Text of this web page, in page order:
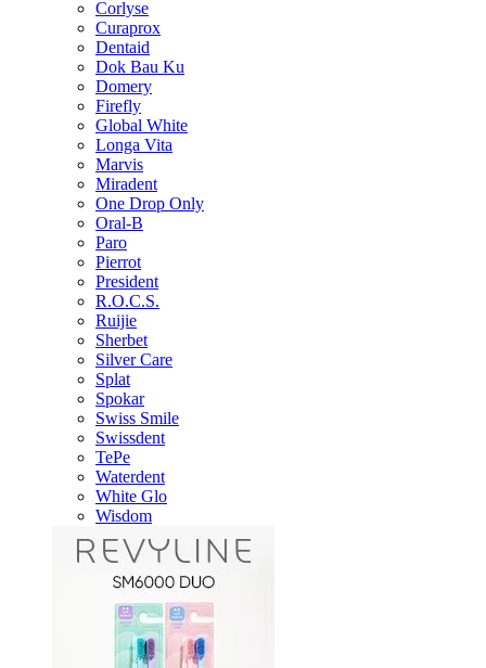
Corlyse
Curaprox
Dentaid
Dok Bau Ku
Domery
Firefly
Global White
Longa Vita
Marvis
Miradent
One Drop Only
Oral-B
Paro
Pierrot
President
R.O.C.S.
Ruijie
Sherbet
Silver Care
Splat
Spokar
Swiss Smile
Swissdent
TePe
Waterdent
White Glo
Wisdom